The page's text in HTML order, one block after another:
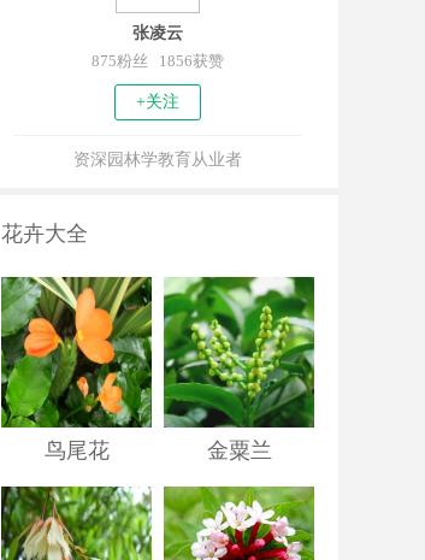
张凌云
875粉丝 1856获赞
+关注
资深园林学教育从业者
花卉大全
鸟尾花 金粟兰